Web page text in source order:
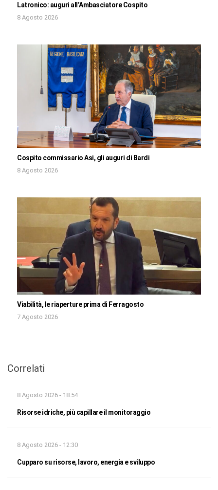
Latronico: auguri all’Ambasciatore Cospito
8 Agosto 2026
Cospito commissario Asi, gli auguri di Bardi
8 Agosto 2026
Viabilità, le riaperture prima di Ferragosto
7 Agosto 2026
Correlati
8 Agosto 2026 - 18:54
Risorse idriche, più capillare il monitoraggio
8 Agosto 2026 - 12:30
Cupparo su risorse, lavoro, energia e sviluppo